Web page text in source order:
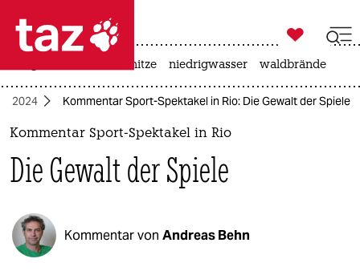
 taz zahl ich
taz zahl ich
politik
öko
gesellschaft

taz zahl ich
hitze niedrigwasser waldbrände
2024 Kommentar Sport-Spektakel in Rio: Die Gewalt der Spiele
Kommentar Sport-Spektakel in Rio
Die Gewalt der Spiele
Kommentar von Andreas Behn